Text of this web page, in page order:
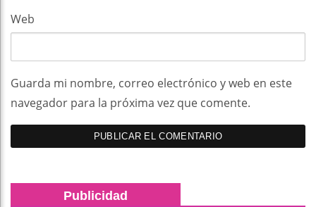
Web
Guarda mi nombre, correo electrónico y web en este
navegador para la próxima vez que comente.
Publicidad